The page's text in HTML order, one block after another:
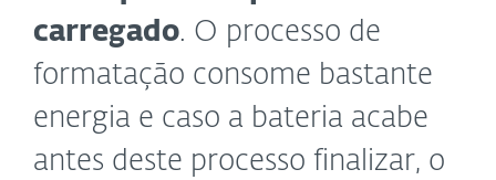
carregado. O processo de
formatação consome bastante
energia e caso a bateria acabe
antes deste processo finalizar, o